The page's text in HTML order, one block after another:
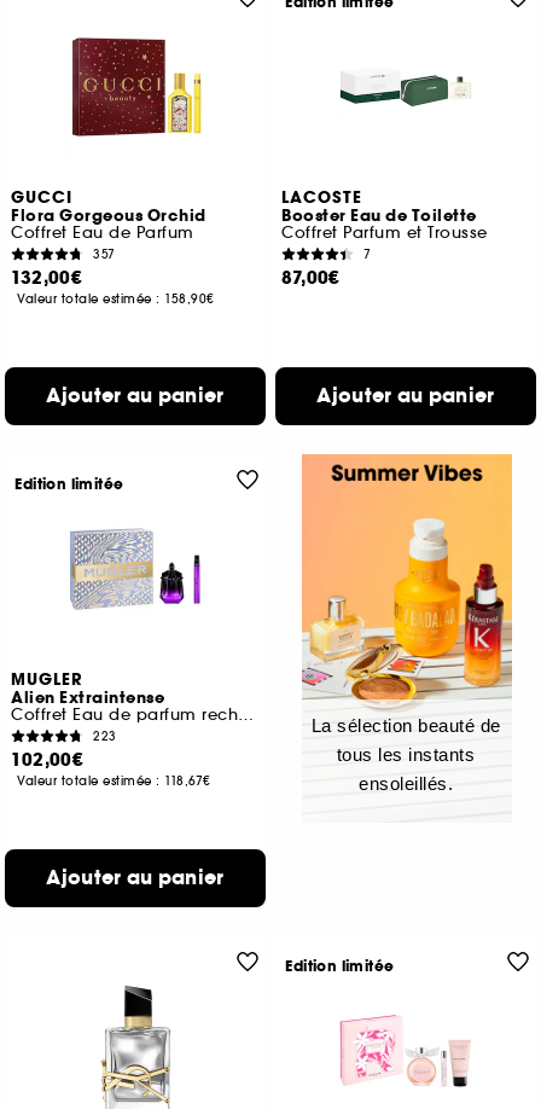
GUCCI
Flora Gorgeous Orchid
Coffret Eau de Parfum
357
132,00€
Valeur totale estimée : 158,90€
Ajouter au panier
LACOSTE
Booster Eau de Toilette
Coffret Parfum et Trousse
7
87,00€
Ajouter au panier
MUGLER
Alien Extraintense
Coffret Eau de parfum rechargeable pour femme
223
102,00€
Valeur totale estimée : 118,67€
Ajouter au panier
Edition limitée
La sélection beauté de
tous les instants
ensoleillés.
Edition limitée